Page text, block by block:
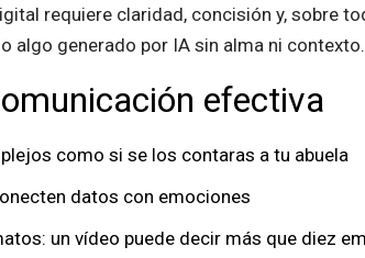
requiere claridad, concisión y, sobre
algo generado por IA sin alma ni contexto.
efectiva
como si se los contaras a tu abuela
datos con emociones
un vídeo puede decir más que diez